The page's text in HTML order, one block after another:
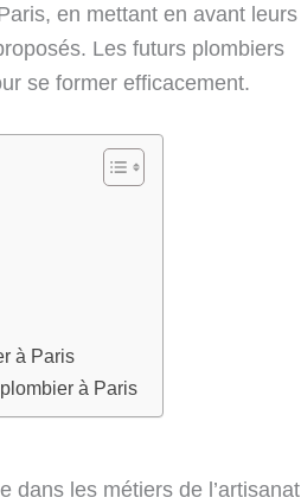
en mettant en avant leurs
Les futurs plombiers
se former efficacement.
à Paris
à Paris
dans les métiers de l’artisanat